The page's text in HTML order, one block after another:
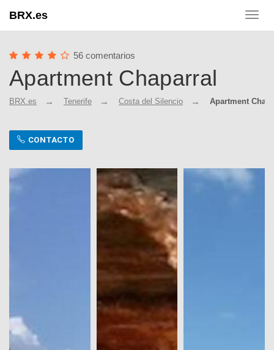
BRX.es
56 comentarios
Apartment Chaparral
BRX.es Tenerife Costa del Silencio Apartment
CONTACTO